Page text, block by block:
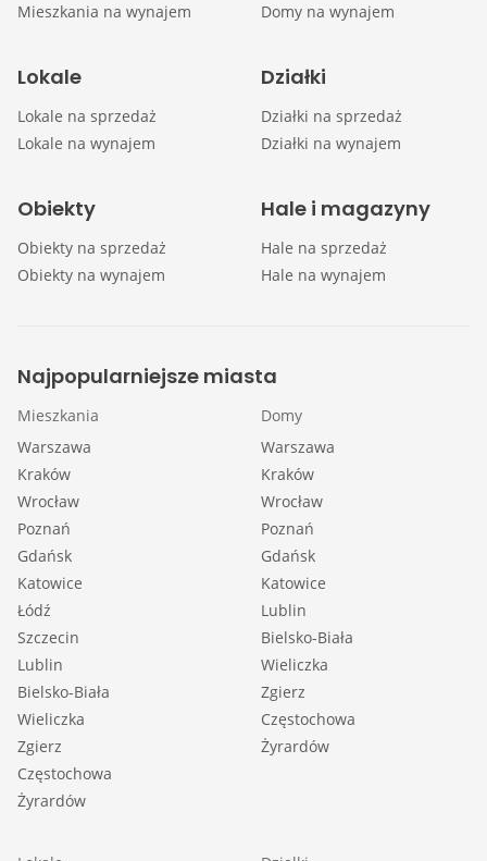
Mieszkania na wynajem
Domy na wynajem
Lokale
Lokale na sprzedaż
Lokale na wynajem
Działki
Działki na sprzedaż
Działki na wynajem
Obiekty
Obiekty na sprzedaż
Obiekty na wynajem
Hale i magazyny
Hale na sprzedaż
Hale na wynajem
Najpopularniejsze miasta
Mieszkania
Warszawa
Kraków
Wrocław
Poznań
Gdańsk
Katowice
Łódź
Szczecin
Lublin
Bielsko-Biała
Wieliczka
Zgierz
Częstochowa
Żyrardów
Domy
Warszawa
Kraków
Wrocław
Poznań
Gdańsk
Katowice
Lublin
Bielsko-Biała
Wieliczka
Zgierz
Częstochowa
Żyrardów